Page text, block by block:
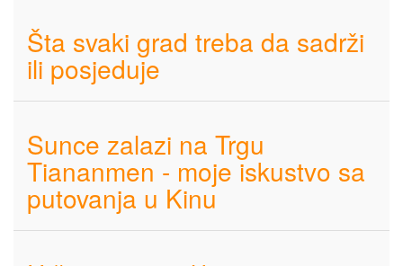
Šta svaki grad treba da sadrži
ili posjeduje
Sunce zalazi na Trgu
Tiananmen - moje iskustvo sa
putovanja u Kinu